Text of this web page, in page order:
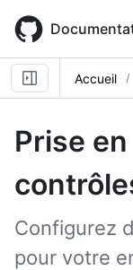
main
content
Accueil
Prise
Configurez
pour votre